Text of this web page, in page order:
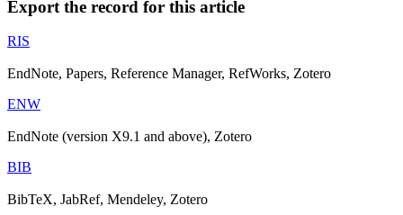
Export the record for this article
RIS
EndNote, Papers, Reference Manager, RefWorks, Zotero
ENW
EndNote (version X9.1 and above), Zotero
BIB
BibTeX, JabRef, Mendeley, Zotero